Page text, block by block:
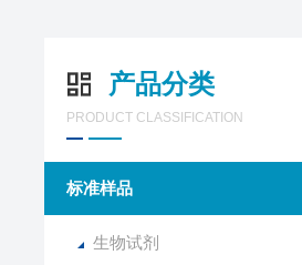
产品分类
PRODUCT CLASSIFICATION
标准样品
生物试剂